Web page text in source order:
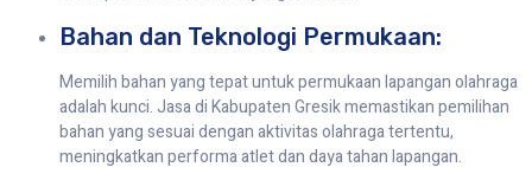
Bahan dan Teknologi Permukaan:
Memilih bahan yang tepat untuk permukaan lapangan olahraga
adalah kunci. Jasa di Kabupaten Gresik memastikan pemilihan
bahan yang sesuai dengan aktivitas olahraga tertentu,
meningkatkan performa atlet dan daya tahan lapangan.